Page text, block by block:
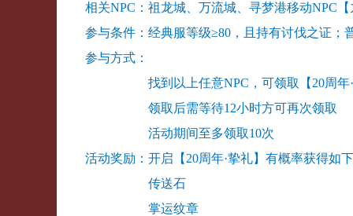
相关NPC：祖龙城、万流城、寻梦港移动NPC
参与条件：经典服等级≥80，且持有讨伐之证；
参与方式：
找到以上任意NPC，可领取【20周年·挚
领取后需等待12小时方可再次领取
活动期间至多领取10次
活动奖励：开启【20周年·挚礼】有概率获得如
传送石
掌运纹章